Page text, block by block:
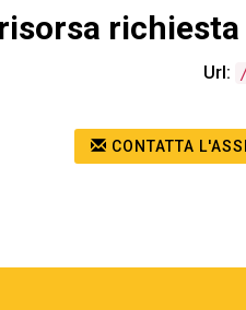
Url:
CONTATTA